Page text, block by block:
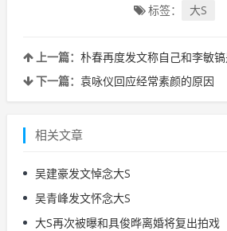
标签： 大S
上一篇： 朴春再度发文称自己和李敏
下一篇： 袁咏仪回应经常素颜的原因
相关文章
吴建豪发文悼念大S
吴青峰发文怀念大S
大S再次被曝和具俊晔离婚将复出拍戏